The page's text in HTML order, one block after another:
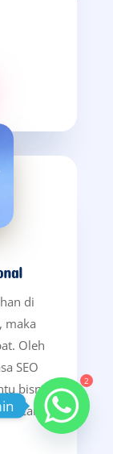
di
maka
Oleh
SEO
bisnis
secara
2